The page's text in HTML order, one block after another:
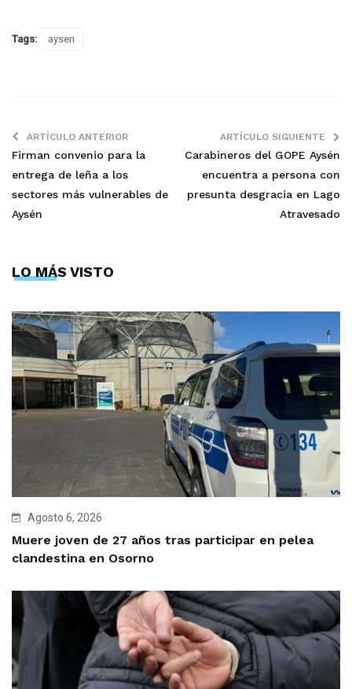
Tags: aysen
ARTÍCULO ANTERIOR
Firman convenio para la
entrega de leña a los
sectores más vulnerables de
Aysén
ARTÍCULO SIGUIENTE
Carabineros del GOPE Aysén
encuentra a persona con
presunta desgracia en Lago
Atravesado
LO MÁS VISTO
Agosto 6, 2026
Muere joven de 27 años tras participar en pelea
clandestina en Osorno